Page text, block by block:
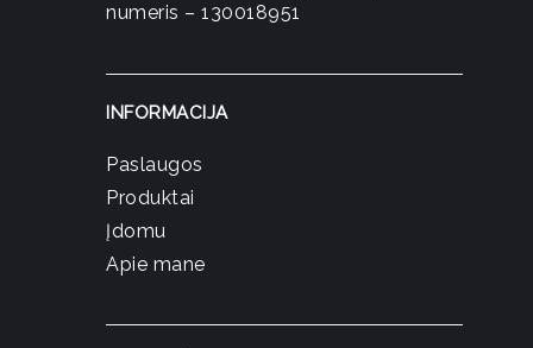
numeris – 130018951
INFORMACIJA
Paslaugos
Produktai
Įdomu
Apie mane